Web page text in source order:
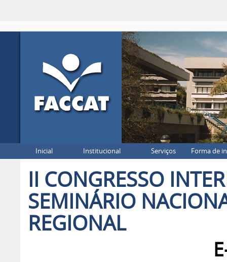
Inicial Institucional Serviços Forma de
II CONGRESSO
SEMINÁRIO
REGIONAL